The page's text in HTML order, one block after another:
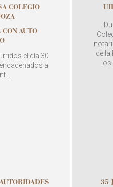
COLEGIO
AUTO
el día 30
a
de
35